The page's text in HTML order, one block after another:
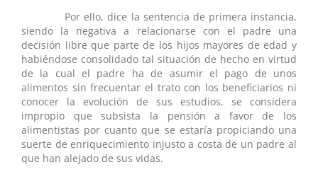
Por ello, dice la sentencia de primera instancia,
siendo la negativa a relacionarse con el padre una
decisión libre que parte de los hijos mayores de edad y
habiéndose consolidado tal situación de hecho en virtud
de la cual el padre ha de asumir el pago de unos
alimentos sin frecuentar el trato con los beneficiarios ni
conocer la evolución de sus estudios, se considera
impropio que subsista la pensión a favor de los
alimentistas por cuanto que se estaría propiciando una
suerte de enriquecimiento injusto a costa de un padre al
que han alejado de sus vidas.